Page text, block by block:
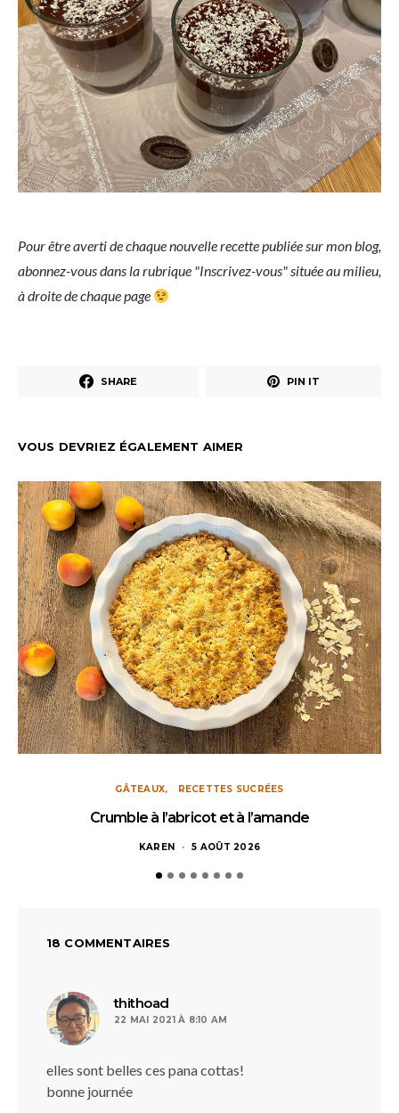
Pour être averti de chaque nouvelle recette publiée sur mon blog,
abonnez-vous dans la rubrique "Inscrivez-vous" située au milieu,
à droite de chaque page
SHARE PIN IT
VOUS DEVRIEZ ÉGALEMENT AIMER
GÂTEAUX RECETTES SUCRÉES
Crumble à l’abricot et à l’amande
KAREN 5 AOÛT 2026
18 COMMENTAIRES
thithoad
22 MAI 2021 À 8:10 AM
elles sont belles ces pana cottas!
bonne journée